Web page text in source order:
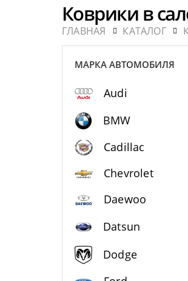
Коврики в
ГЛАВНАЯ КАТАЛОГ
МАРКА АВТОМОБИЛЯ
Audi
BMW
Cadillac
Chevrolet
Daewoo
Datsun
Dodge